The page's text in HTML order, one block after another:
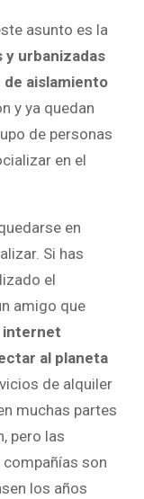
asunto es la
y urbanizadas
aislamiento
y ya quedan
de personas
en el
en
Si has
el
amigo que
internet
al planeta
de alquiler
muchas partes
pero las
son
los años